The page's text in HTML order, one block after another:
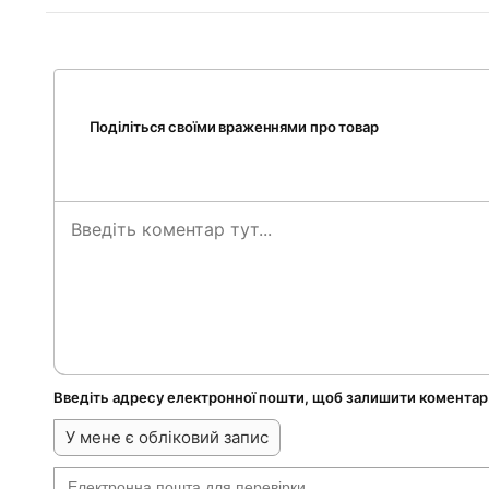
Поділіться своїми враженнями про товар
Введіть адресу електронної пошти, щоб залишити
У мене є обліковий запис